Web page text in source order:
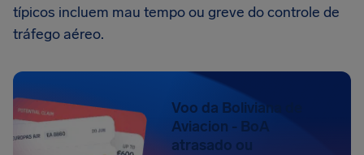
típicos incluem mau tempo ou greve do controle de
tráfego aéreo.
Voo da Boliviana de
Aviacion - BoA
atrasado ou